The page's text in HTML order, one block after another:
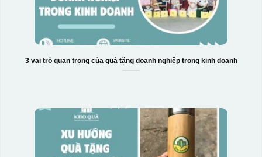
3 vai trò quan trọng của quà tặng doanh nghiệp trong kinh doanh